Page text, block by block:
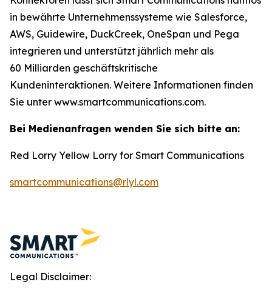
in bewährte Unternehmenssysteme wie Salesforce,
AWS, Guidewire, DuckCreek, OneSpan und Pega
integrieren und unterstützt jährlich mehr als
60 Milliarden geschäftskritische
Kundeninteraktionen. Weitere Informationen finden
Sie unter www.smartcommunications.com.
Bei Medienanfragen wenden Sie sich bitte an:
Red Lorry Yellow Lorry for Smart Communications
smartcommunications@rlyl.com
Legal Disclaimer: